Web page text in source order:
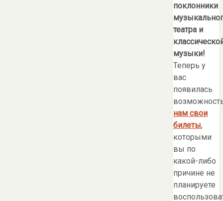
поклонники
театра и
музыки!
Теперь у
вас
появилась
нам свои
билеты,
которыми
вы по
какой-либо
причине не
планируете